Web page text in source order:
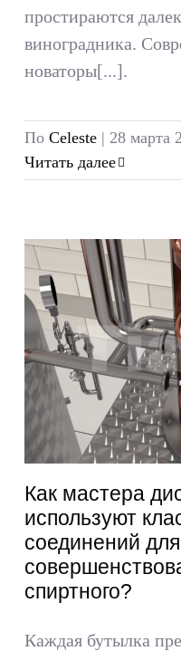
простираются
виноградника.
новаторы[...].
ПоCeleste | 28 марта
Читать далее
Как мастера
используют
соединений для
спиртного?
Каждая бутылка